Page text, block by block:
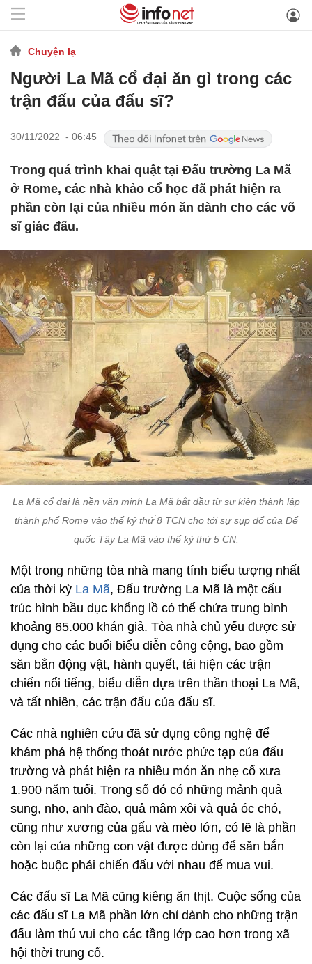
Chuyện lạ
Người La Mã cổ đại ăn gì trong các
trận đấu của đấu sĩ?
30/11/2022 - 06:45
Trong quá trình khai quật tại Đấu trường La Mã
ở Rome, các nhà khảo cổ học đã phát hiện ra
phần còn lại của nhiều món ăn dành cho các võ
sĩ giác đấu.
La Mã cổ đại là nền văn minh La Mã bắt đầu từ sự kiện thành lập
thành phố Rome vào thế kỷ thứ ́8 TCN cho tới sự sụp đổ của Đế
quốc Tây La Mã vào thế kỷ thứ 5 CN.
Một trong những tòa nhà mang tính biểu tượng nhất
của thời kỳ La Mã, Đấu trường La Mã là một cấu
trúc hình bầu dục khổng lồ có thể chứa trung bình
khoảng 65.000 khán giả. Tòa nhà chủ yếu được sử
dụng cho các buổi biểu diễn công cộng, bao gồm
săn bắn động vật, hành quyết, tái hiện các trận
chiến nổi tiếng, biểu diễn dựa trên thần thoại La Mã,
và tất nhiên, các trận đấu của đấu sĩ.
Các nhà nghiên cứu đã sử dụng công nghệ để
khám phá hệ thống thoát nước phức tạp của đấu
trường và phát hiện ra nhiều món ăn nhẹ cổ xưa
1.900 năm tuổi. Trong số đó có những mảnh quả
sung, nho, anh đào, quả mâm xôi và quả óc chó,
cũng như xương của gấu và mèo lớn, có lẽ là phần
còn lại của những con vật được dùng để săn bắn
hoặc buộc phải chiến đấu với nhau để mua vui.
Các đấu sĩ La Mã cũng kiêng ăn thịt. Cuộc sống của
các đấu sĩ La Mã phần lớn chỉ dành cho những trận
đấu làm thú vui cho các tầng lớp cao hơn trong xã
hội thời trung cổ.